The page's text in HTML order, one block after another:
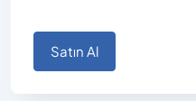
Satın Al